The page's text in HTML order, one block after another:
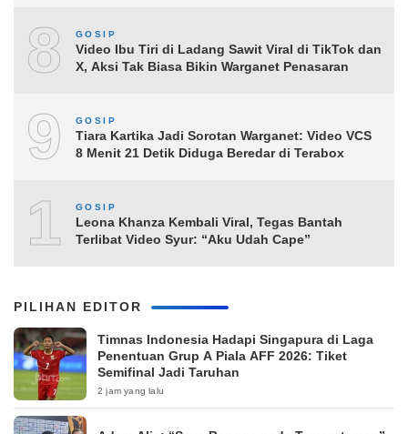
8 GOSIP
Video Ibu Tiri di Ladang Sawit Viral di TikTok dan
X, Aksi Tak Biasa Bikin Warganet Penasaran
9 GOSIP
Tiara Kartika Jadi Sorotan Warganet: Video VCS
8 Menit 21 Detik Diduga Beredar di Terabox
10
GOSIP
Leona Khanza Kembali Viral, Tegas Bantah
Terlibat Video Syur: “Aku Udah Cape”
PILIHAN EDITOR
Timnas Indonesia Hadapi Singapura di Laga
Penentuan Grup A Piala AFF 2026: Tiket
Semifinal Jadi Taruhan
2 jam yang lalu